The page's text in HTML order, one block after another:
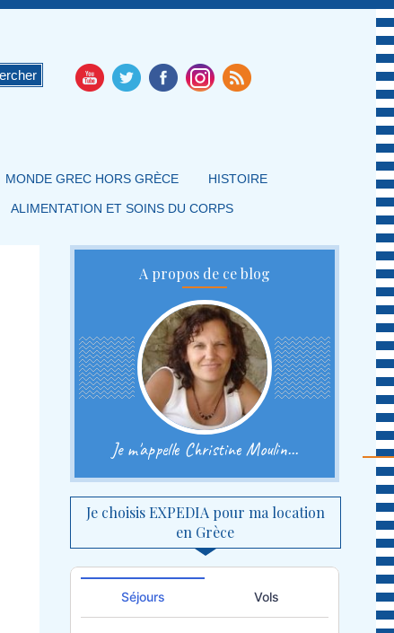
MONDE GREC HORS GRÈCE HISTOIRE
ALIMENTATION ET SOINS DU CORPS
A propos de ce blog
Je m'appelle Christine Moulin...
Je choisis EXPEDIA pour ma location
en Grèce